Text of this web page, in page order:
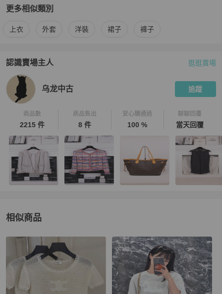
更多相似類別
更多 Celine 女裝相似商品推薦
上衣 外套 洋裝 裙子 褲子
認識賣場主人
PopChill 拍拍圈嚴選賣家
逛逛賣場
乌龙中古 追蹤
商品數
2215 件
商品售出
8 件
安心購通過
100 %
聊聊回覆
當天回覆
相似商品
更多相似Celine女裝推薦精品